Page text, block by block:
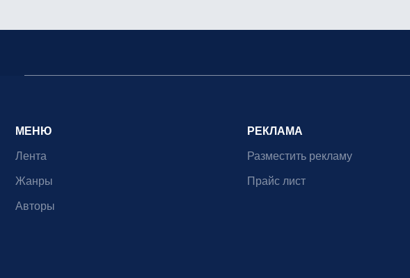
МЕНЮ
Лента
Жанры
Авторы
РЕКЛАМА
Разместить рекламу
Прайс лист